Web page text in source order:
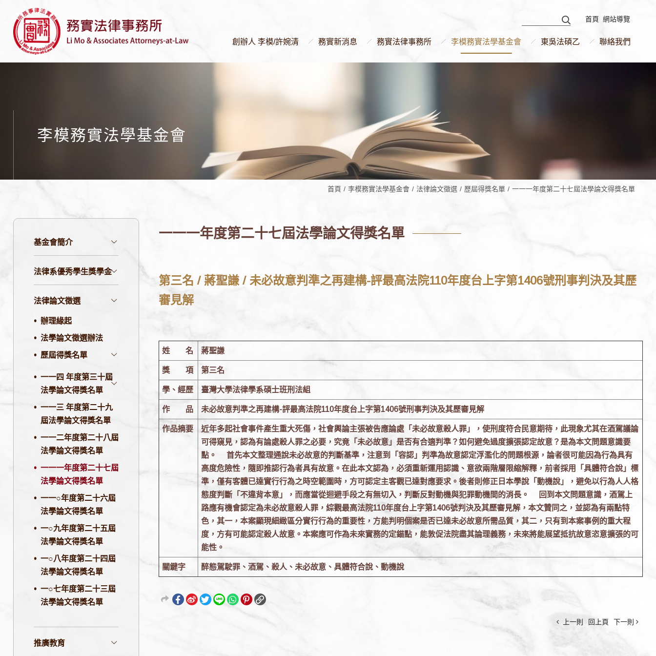
首頁 網站導覽
創辦人 李模/許婉清 務實新消息 務實法律事務所 李模務實法學基金會 東吳法碩乙 聯絡我們
李模務實法學基金會
首頁 李模務實法學基金會 法律論文徵選 歷屆得獎名單 一一一年度第二十七屆法學論文得獎名單
基金會簡介
法律系優秀學生獎學金
法律論文徵選
辦理緣起
法學論文徵選辦法
歷屆得獎名單
一一四 年度第三十屆
法學論文得獎名單
一一三 年度第二十九
屆法學論文得獎名單
一一二年度第二十八屆
法學論文得獎名單
一一一年度第二十七屆
法學論文得獎名單
一一○年度第二十六屆
法學論文得獎名單
一○九年度第二十五屆
法學論文得獎名單
一○八年度第二十四屆
法學論文得獎名單
一○七年度第二十三屆
法學論文得獎名單
推廣教育
一一一年度第二十七屆法學論文得獎名單
第三名 / 蔣聖謙 / 未必故意判準之再建構-評最高法院110年度台上字第1406號刑事判決及其歷
審見解
姓 名 蔣聖謙
獎 項 第三名
學、經歷 臺灣大學法律學系碩士班刑法組
作 品 未必故意判準之再建構-評最高法院110年度台上字第1406號刑事判決及其歷審見解
作品摘要
近年多起社會事件產生重大死傷，社會輿論主張被告應論處「未必故意殺人罪」，使刑度符合民意期待，此現象尤其在酒駕議論
可得窺見，認為有論處殺人罪之必要，究竟「未必故意」是否有合適判準？如何避免過度擴張認定故意？是為本文問題意識要
點。
首先本文整理通說未必故意的判斷基準，注意到「容認」判準為故意認定浮濫化的問題根源，論者很可能因為行為具有
高度危險性，隨即推認行為者具有故意。在此本文認為，必須重新運用認識、意欲兩階層限縮解釋，前者採用「具體符合說」標
準，僅有客體已達實行行為之時空範圍時，方可認定主客觀已達對應要求。後者則修正日本學說「動機說」，避免以行為人人格
態度判斷「不違背本意」，而應當從迴避手段之有無切入，判斷反對動機與犯罪動機間的消長。
回到本文問題意識，酒駕上
路應有機會認定為未必故意殺人罪，綜觀最高法院110年度台上字第1406號判決及其歷審見解，本文贊同之，並認為有兩點特
色，其一，本案顯現細緻區分實行行為的重要性，方能判明個案是否已達未必故意所需品質，其二，只有到本案事例的重大程
度，方有可能認定殺人故意。本案應可作為未來實務的定錨點，能敦促法院盡其論理義務，未來將能展望抵抗故意恣意擴張的可
能性。
關鍵字 醉態駕駛罪、酒駕、殺人、未必故意、具體符合說、動機說
上一則 回上頁 下一則